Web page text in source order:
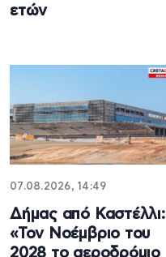
ετών
07.08.2026, 14:49
Δήμας από Καστέλλι:
«Τον Νοέμβριο του
2028 το αεροδρόμιο